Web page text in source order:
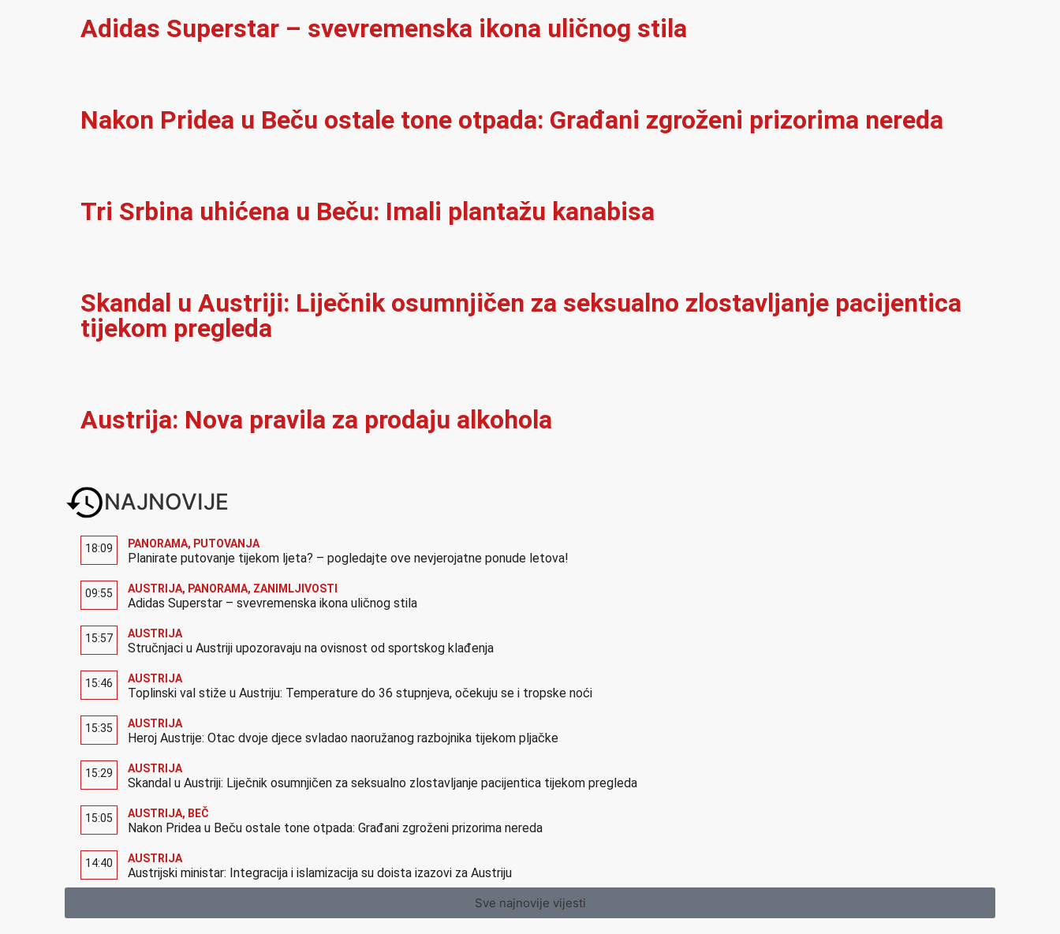
Adidas Superstar – svevremenska ikona uličnog stila
Nakon Pridea u Beču ostale tone otpada: Građani zgroženi prizorima nereda
Tri Srbina uhićena u Beču: Imali plantažu kanabisa
Skandal u Austriji: Liječnik osumnjičen za seksualno zlostavljanje pacijentica
tijekom pregleda
Austrija: Nova pravila za prodaju alkohola
NAJNOVIJE
18:09 PANORAMA, PUTOVANJA
Planirate putovanje tijekom ljeta? – pogledajte ove nevjerojatne ponude letova!
09:55 AUSTRIJA, PANORAMA, ZANIMLJIVOSTI
Adidas Superstar – svevremenska ikona uličnog stila
15:57 AUSTRIJA
Stručnjaci u Austriji upozoravaju na ovisnost od sportskog klađenja
15:46 AUSTRIJA
Toplinski val stiže u Austriju: Temperature do 36 stupnjeva, očekuju se i tropske noći
15:35 AUSTRIJA
Heroj Austrije: Otac dvoje djece svladao naoružanog razbojnika tijekom pljačke
15:29 AUSTRIJA
Skandal u Austriji: Liječnik osumnjičen za seksualno zlostavljanje pacijentica tijekom pregleda
15:05 AUSTRIJA, BEČ
Nakon Pridea u Beču ostale tone otpada: Građani zgroženi prizorima nereda
14:40 AUSTRIJA
Austrijski ministar: Integracija i islamizacija su doista izazovi za Austriju
Sve najnovije vijesti